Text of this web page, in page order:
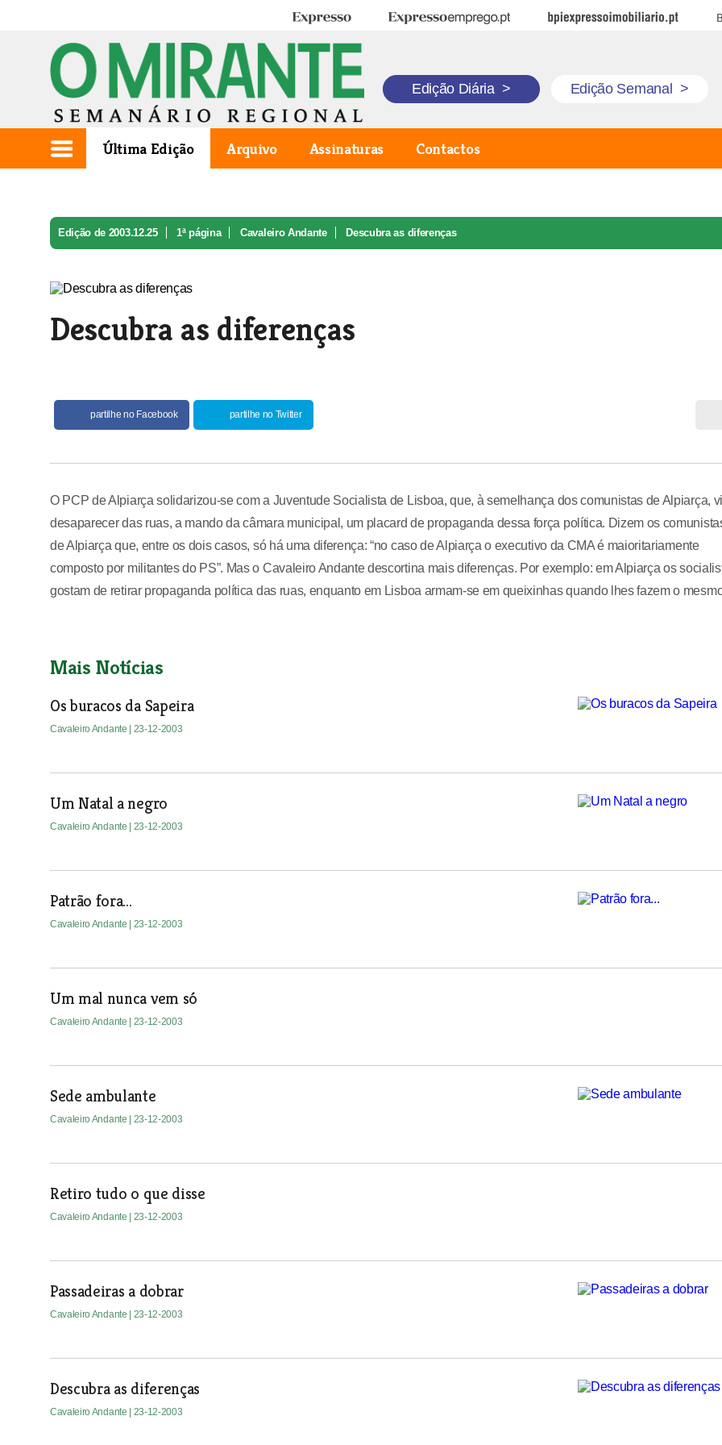
Expresso Expresso Emprego BPI Expresso Imobiliário
Edição Diária > Edição Semanal >
Última Edição Arquivo Assinaturas Contactos
Edição de 2003.12.25 1ª página Cavaleiro Andante Descubra as diferenças
Descubra as diferenças
partilhe no Facebook partilhe no Twitter
O PCP de Alpiarça solidarizou-se com a Juventude Socialista de Lisboa, que, à semelhança dos comunistas de Alpiarça,
desaparecer das ruas, a mando da câmara municipal, um placard de propaganda dessa força política. Dizem os
de Alpiarça que, entre os dois casos, só há uma diferença: “no caso de Alpiarça o executivo da CMA é maioritariamente
composto por militantes do PS”. Mas o Cavaleiro Andante descortina mais diferenças. Por exemplo: em Alpiarça os
gostam de retirar propaganda política das ruas, enquanto em Lisboa armam-se em queixinhas quando lhes fazem o
Mais Notícias
Os buracos da Sapeira
Cavaleiro Andante | 23-12-2003
Um Natal a negro
Cavaleiro Andante | 23-12-2003
Patrão fora...
Cavaleiro Andante | 23-12-2003
Um mal nunca vem só
Cavaleiro Andante | 23-12-2003
Sede ambulante
Cavaleiro Andante | 23-12-2003
Retiro tudo o que disse
Cavaleiro Andante | 23-12-2003
Passadeiras a dobrar
Cavaleiro Andante | 23-12-2003
Descubra as diferenças
Cavaleiro Andante | 23-12-2003